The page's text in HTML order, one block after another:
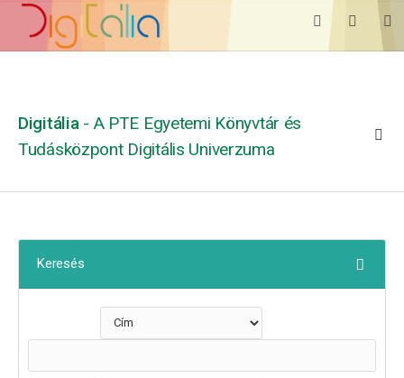
Digitália - A PTE Egyetemi Könyvtár és
Tudásközpont Digitális Univerzuma
Keresés